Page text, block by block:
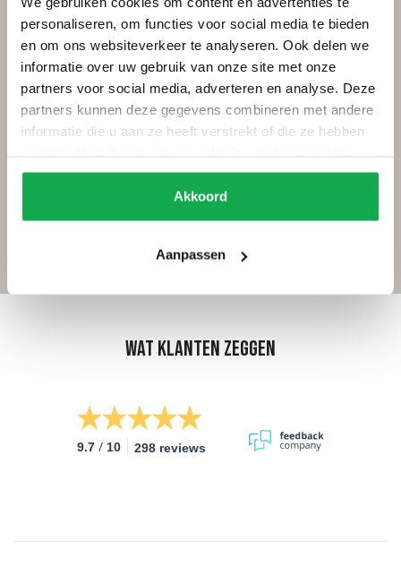
personaliseren, om functies voor social media te bieden
en om ons websiteverkeer te analyseren. Ook delen we
informatie over uw gebruik van onze site met onze
partners voor social media, adverteren en analyse. Deze
partners kunnen deze gegevens combineren met andere
informatie die u aan ze heeft verstrekt of die ze hebben
Akkoord
Aanpassen
Humus is een geliefde keuze voor moderne, luxe en eigentijdse
interieurs waarin warmte en karakter samenkomen.
Door de bruine tonen combineert de kleur Humus prachtig op
een houten vloeren in een lichte afwerking.
Onze klanten combineren de humus kleur regelmatig met lichte
Kom langs in onze toonkamersom de kleuren te bekijken. We
Wat klanten zeggen
9.7 / 10 298 reviews